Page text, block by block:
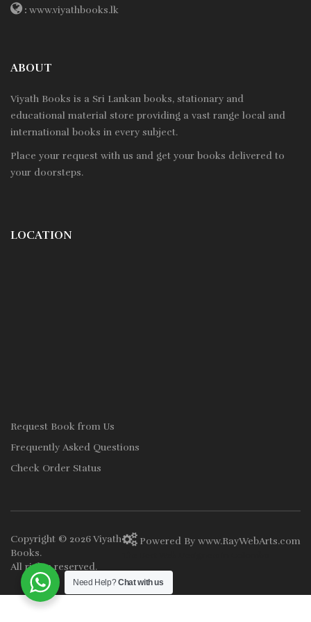
: www.viyathbooks.lk
ABOUT
Viyath Books is a Sri Lankan books, stationary and
educational material store providing a vast range local and
international books in every subject.
Place your request with us and get your books delivered to
your doorsteps.
LOCATION
Request Book from Us
Frequently Asked Questions
Check Order Status
Powered By www.RayWebArts.com
Copyright © 2026Viyath
Books.
All rights reserved.
Need Help?Chat with us